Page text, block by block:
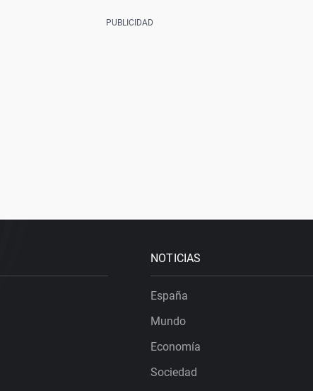
NOTICIAS
España
Mundo
Economía
Sociedad